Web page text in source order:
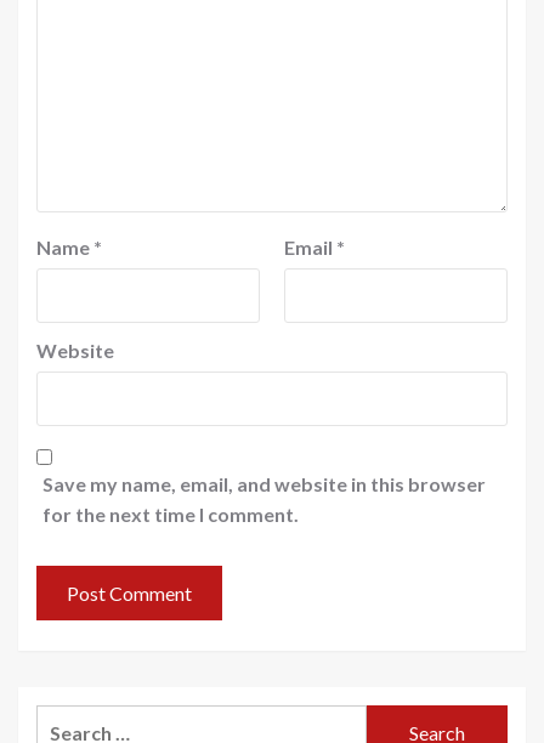
Name * Email *
Website
Save my name, email, and website in this browser
for the next time I comment.